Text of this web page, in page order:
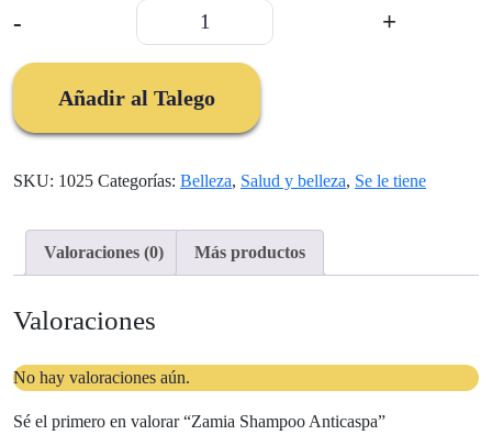
-
Zamia
Anticaspa
+
Añadir al Talego
SKU: 1025 Categorías: Belleza, Salud y belleza, Se le tiene
Valoraciones (0) Más productos
Valoraciones
No hay valoraciones aún.
Sé el primero en valorar “Zamia Shampoo Anticaspa”